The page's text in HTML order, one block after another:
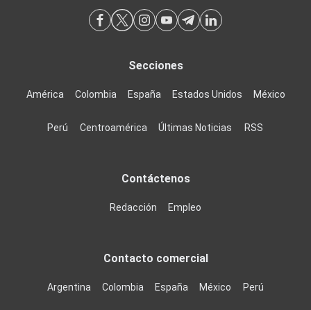
Secciones
América Colombia España Estados Unidos México
Perú Centroamérica Últimas Noticias RSS
Contáctenos
Redacción Empleo
Contacto comercial
Argentina Colombia España México Perú